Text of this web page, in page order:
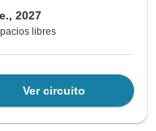
2027
libres
Ver circuito